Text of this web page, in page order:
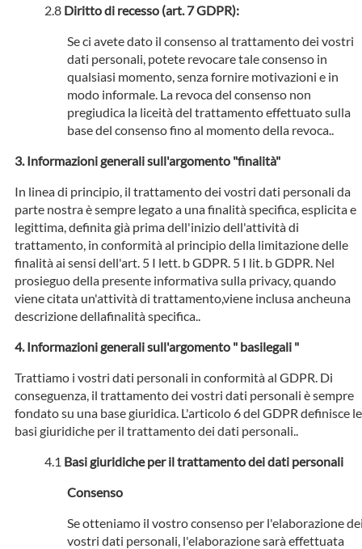
Diritto di recesso (art. 7 GDPR):
Se ci avete dato il consenso al trattamento dei vostri
dati personali, potete revocare tale consenso in
qualsiasi momento, senza fornire motivazioni e in
modo informale. La revoca del consenso non
pregiudica la liceità del trattamento effettuato sulla
base del consenso fino al momento della revoca..
Informazioni generali sull'argomento "finalità"
In linea di principio, il trattamento dei vostri dati personali da
parte nostra è sempre legato a una finalità specifica, esplicita e
legittima, definita già prima dell'inizio dell'attività di
trattamento, in conformità al principio della limitazione delle
finalità ai sensi dell'art. 5 I lett. b GDPR. 5 I lit. b GDPR. Nel
prosieguo della presente informativa sulla privacy, quando
viene citata un'attività di trattamento,viene inclusa ancheuna
descrizione dellafinalità specifica..
Informazioni generali sull'argomento " basilegali "
Trattiamo i vostri dati personali in conformità al GDPR. Di
conseguenza, il trattamento dei vostri dati personali è sempre
fondato su una base giuridica. L'articolo 6 del GDPR definisce le
basi giuridiche per il trattamento dei dati personali..
Basi giuridiche per il trattamento dei dati personali
Consenso
Se otteniamo il vostro consenso per l'elaborazione
vostri dati personali, l'elaborazione sarà effettuata